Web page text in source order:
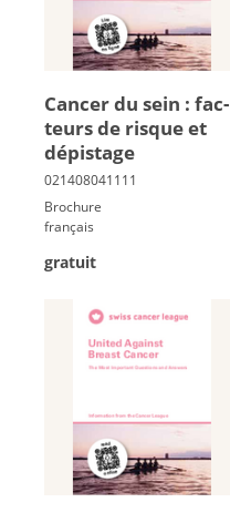
Can­cer du sein : fac­
teurs de risque et
dé­pis­tage
Brochure
français
gratuit